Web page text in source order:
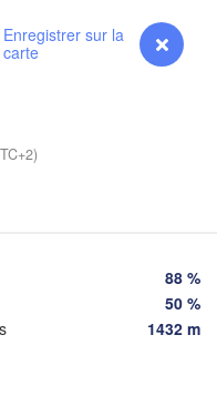
Prévisions
88 %
50 %
1432 m
Баранавічы
Рівне
(Rivne)
Гродна
(Hrodna)
Брэст